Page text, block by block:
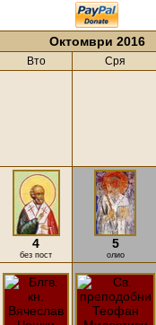
Октомври 2016
Вто Сря
4
без пост
5
олио